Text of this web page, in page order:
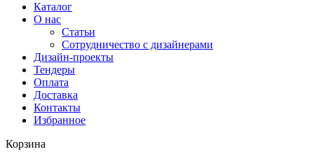
Каталог
О нас
Статьи
Сотрудничество с дизайнерами
Дизайн-проекты
Тендеры
Оплата
Доставка
Контакты
Избранное
Корзина